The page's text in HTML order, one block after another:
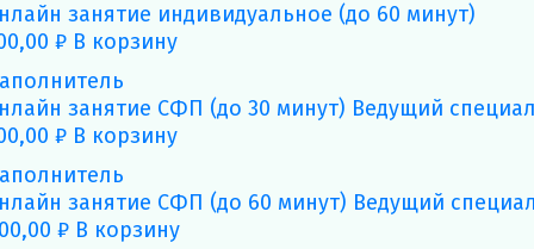
занятие индивидуальное (до 60 минут)
₽ В корзину
занятие СФП (до 30 минут) Ведущий
₽ В корзину
занятие СФП (до 60 минут) Ведущий
₽ В корзину